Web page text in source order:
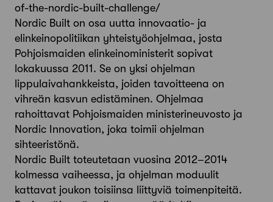
of-the-nordic-built-challenge/
Nordic Built on osa uutta innovaatio- ja
elinkeinopolitiikan yhteistyöohjelmaa, josta
Pohjoismaiden elinkeinoministerit sopivat
lokakuussa 2011. Se on yksi ohjelman
lippulaivahankkeista, joiden tavoitteena on
vihreän kasvun edistäminen. Ohjelmaa
rahoittavat Pohjoismaiden ministerineuvosto ja
Nordic Innovation, joka toimii ohjelman
sihteeristönä.
Nordic Built toteutetaan vuosina 2012–2014
kolmessa vaiheessa, ja ohjelman moduulit
kattavat joukon toisiinsa liittyviä toimenpiteitä.